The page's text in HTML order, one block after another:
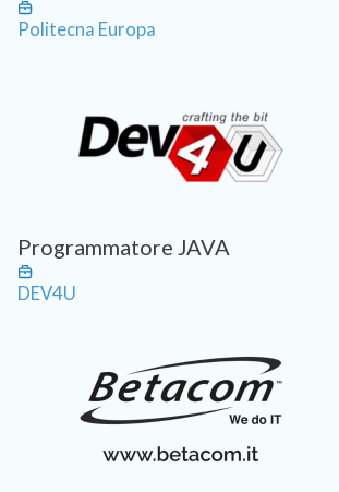
Politecna Europa
Programmatore JAVA
DEV4U